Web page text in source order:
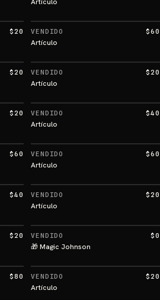
$20 VENDIDO $60
Artículo
$20 VENDIDO $20
Artículo
$20 VENDIDO $40
Artículo
$60 VENDIDO $60
Artículo
$40 VENDIDO $20
Artículo
$20 VENDIDO $0
🎁 Magic Johnson
$80 VENDIDO $20
Artículo